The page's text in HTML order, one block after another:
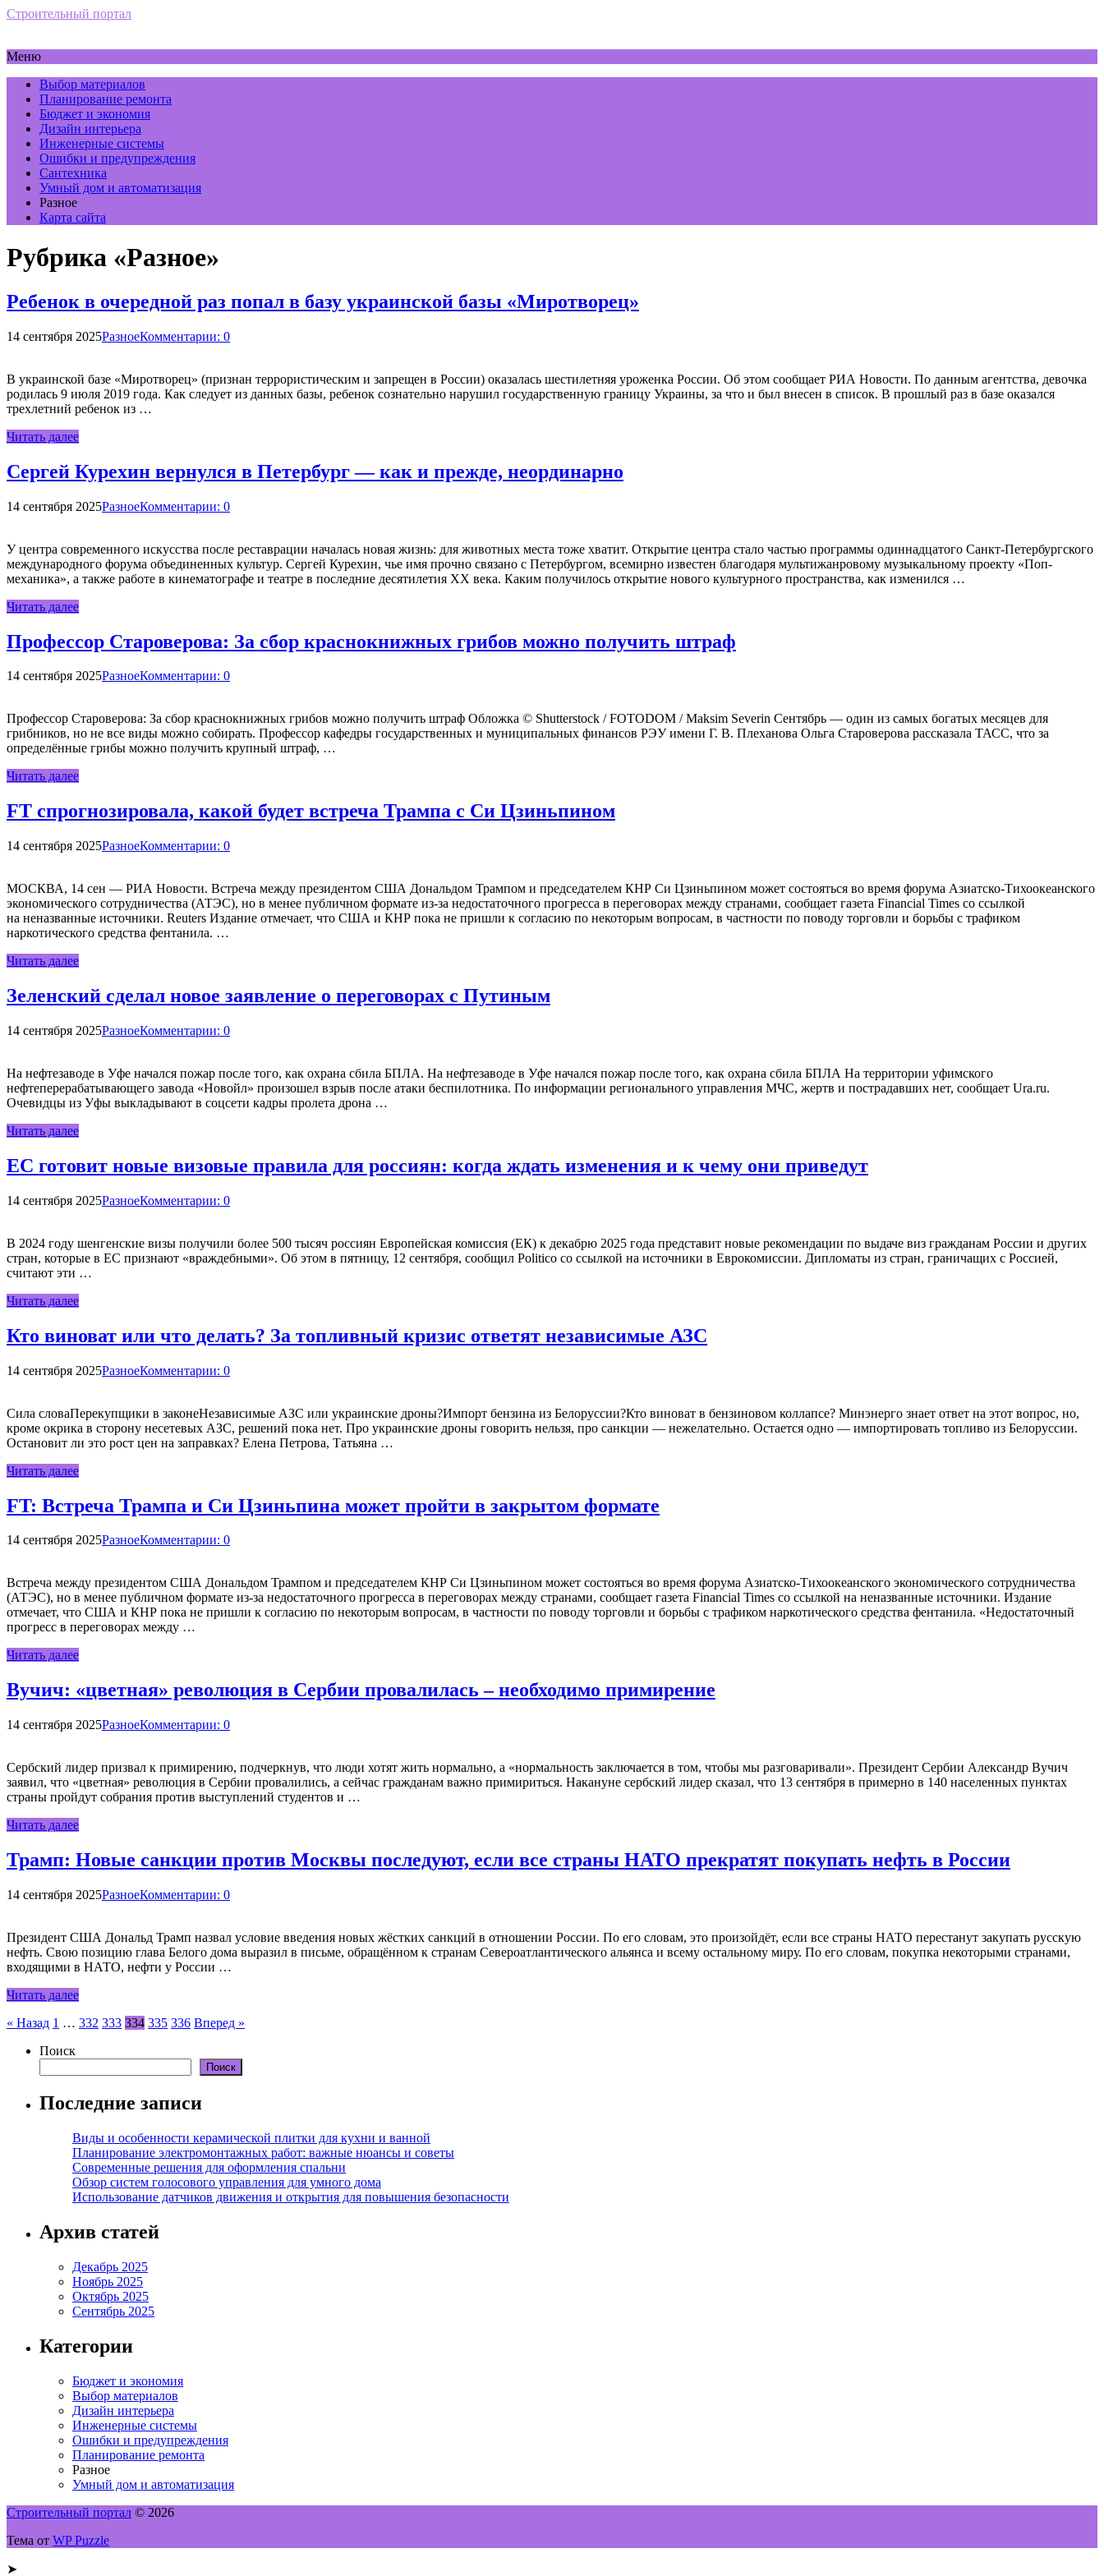
Строительный портал
Меню
Выбор материалов
Планирование ремонта
Бюджет и экономия
Дизайн интерьера
Инженерные системы
Ошибки и предупреждения
Сантехника
Умный дом и автоматизация
Разное
Карта сайта
Рубрика «Разное»
Ребенок в очередной раз попал в базу украинской базы «Миротворец»
14 сентября 2025РазноеКомментарии: 0
В украинской базе «Миротворец» (признан террористическим и запрещен в России) оказалась шестилетняя уроженка России. Об этом сообщает РИА Новости. По данным агентства, девочка
родилась 9 июля 2019 года. Как следует из данных базы, ребенок сознательно нарушил государственную границу Украины, за что и был внесен в список. В прошлый раз в базе оказался
трехлетний ребенок из …
Читать далее
Сергей Курехин вернулся в Петербург — как и прежде, неординарно
14 сентября 2025РазноеКомментарии: 0
У центра современного искусства после реставрации началась новая жизнь: для животных места тоже хватит. Открытие центра стало частью программы одиннадцатого Санкт-Петербургского
международного форума объединенных культур. Сергей Курехин, чье имя прочно связано с Петербургом, всемирно известен благодаря мультижанровому музыкальному проекту «Поп-
механика», а также работе в кинематографе и театре в последние десятилетия XX века. Каким получилось открытие нового культурного пространства, как изменился …
Читать далее
Профессор Староверова: За сбор краснокнижных грибов можно получить штраф
14 сентября 2025РазноеКомментарии: 0
Профессор Староверова: За сбор краснокнижных грибов можно получить штраф Обложка © Shutterstock / FOTODOM / Maksim Severin Сентябрь — один из самых богатых месяцев для
грибников, но не все виды можно собирать. Профессор кафедры государственных и муниципальных финансов РЭУ имени Г. В. Плеханова Ольга Староверова рассказала ТАСС, что за
определённые грибы можно получить крупный штраф, …
Читать далее
FT спрогнозировала, какой будет встреча Трампа с Си Цзиньпином
14 сентября 2025РазноеКомментарии: 0
МОСКВА, 14 сен — РИА Новости. Встреча между президентом США Дональдом Трампом и председателем КНР Си Цзиньпином может состояться во время форума Азиатско-Тихоокеанского
экономического сотрудничества (АТЭС), но в менее публичном формате из-за недостаточного прогресса в переговорах между странами, сообщает газета Financial Times со ссылкой
на неназванные источники. Reuters Издание отмечает, что США и КНР пока не пришли к согласию по некоторым вопросам, в частности по поводу торговли и борьбы с трафиком
наркотического средства фентанила. …
Читать далее
Зеленский сделал новое заявление о переговорах с Путиным
14 сентября 2025РазноеКомментарии: 0
На нефтезаводе в Уфе начался пожар после того, как охрана сбила БПЛА. На нефтезаводе в Уфе начался пожар после того, как охрана сбила БПЛА На территории уфимского
нефтеперерабатывающего завода «Новойл» произошел взрыв после атаки беспилотника. По информации регионального управления МЧС, жертв и пострадавших нет, сообщает Ura.ru.
Очевидцы из Уфы выкладывают в соцсети кадры пролета дрона …
Читать далее
ЕС готовит новые визовые правила для россиян: когда ждать изменения и к чему они приведут
14 сентября 2025РазноеКомментарии: 0
В 2024 году шенгенские визы получили более 500 тысяч россиян Европейская комиссия (ЕК) к декабрю 2025 года представит новые рекомендации по выдаче виз гражданам России и других
стран, которые в ЕС признают «враждебными». Об этом в пятницу, 12 сентября, сообщил Politico со ссылкой на источники в Еврокомиссии. Дипломаты из стран, граничащих с Россией,
считают эти …
Читать далее
Кто виноват или что делать? За топливный кризис ответят независимые АЗС
14 сентября 2025РазноеКомментарии: 0
Сила словаПерекупщики в законеНезависимые АЗС или украинские дроны?Импорт бензина из Белоруссии?Кто виноват в бензиновом коллапсе? Минэнерго знает ответ на этот вопрос, но,
кроме окрика в сторону несетевых АЗС, решений пока нет. Про украинские дроны говорить нельзя, про санкции — нежелательно. Остается одно — импортировать топливо из Белоруссии.
Остановит ли это рост цен на заправках? Елена Петрова, Татьяна …
Читать далее
FT: Встреча Трампа и Си Цзиньпина может пройти в закрытом формате
14 сентября 2025РазноеКомментарии: 0
Встреча между президентом США Дональдом Трампом и председателем КНР Си Цзиньпином может состояться во время форума Азиатско-Тихоокеанского экономического сотрудничества
(АТЭС), но в менее публичном формате из-за недостаточного прогресса в переговорах между странами, сообщает газета Financial Times со ссылкой на неназванные источники. Издание
отмечает, что США и КНР пока не пришли к согласию по некоторым вопросам, в частности по поводу торговли и борьбы с трафиком наркотического средства фентанила. «Недостаточный
прогресс в переговорах между …
Читать далее
Вучич: «цветная» революция в Сербии провалилась – необходимо примирение
14 сентября 2025РазноеКомментарии: 0
Сербский лидер призвал к примирению, подчеркнув, что люди хотят жить нормально, а «нормальность заключается в том, чтобы мы разговаривали». Президент Сербии Александр Вучич
заявил, что «цветная» революция в Сербии провалились, а сейчас гражданам важно примириться. Накануне сербский лидер сказал, что 13 сентября в примерно в 140 населенных пунктах
страны пройдут собрания против выступлений студентов и …
Читать далее
Трамп: Новые санкции против Москвы последуют, если все страны НАТО прекратят покупать нефть в России
14 сентября 2025РазноеКомментарии: 0
Президент США Дональд Трамп назвал условие введения новых жёстких санкций в отношении России. По его словам, это произойдёт, если все страны НАТО перестанут закупать русскую
нефть. Свою позицию глава Белого дома выразил в письме, обращённом к странам Североатлантического альянса и всему остальному миру. По его словам, покупка некоторыми странами,
входящими в НАТО, нефти у России …
Читать далее
Пагинация
записей
« Назад 1 … 332 333 334 335 336 Вперед »
Поиск
Поиск
Последние записи
Виды и особенности керамической плитки для кухни и ванной
Планирование электромонтажных работ: важные нюансы и советы
Современные решения для оформления спальни
Обзор систем голосового управления для умного дома
Использование датчиков движения и открытия для повышения безопасности
Архив статей
Декабрь 2025
Ноябрь 2025
Октябрь 2025
Сентябрь 2025
Категории
Бюджет и экономия
Выбор материалов
Дизайн интерьера
Инженерные системы
Ошибки и предупреждения
Планирование ремонта
Разное
Умный дом и автоматизация
Строительный портал © 2026
Тема от WP Puzzle
➤